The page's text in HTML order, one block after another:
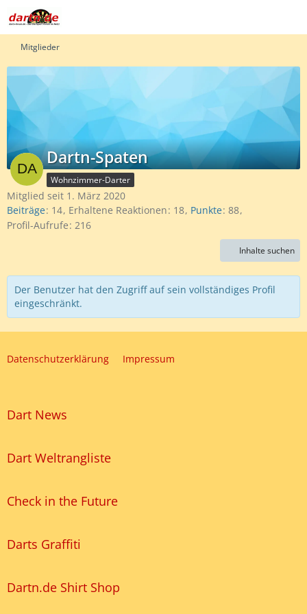
Mitglieder
Dartn-Spaten
Wohnzimmer-Darter
Mitglied seit 1. März 2020
Beiträge 14 Erhaltene Reaktionen 18 Punkte 88
Profil-Aufrufe 216
Inhalte suchen
Der Benutzer hat den Zugriff auf sein vollständiges Profil
eingeschränkt.
Datenschutzerklärung Impressum
Dart News
Dart Weltrangliste
Check in the Future
Darts Graffiti
Dartn.de Shirt Shop